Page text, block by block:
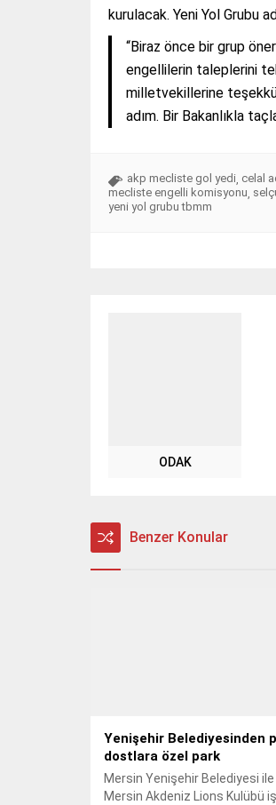
kurulacak. Yeni Yol Grubu
“Biraz önce bir grup
engellilerin taleplerini
milletvekillerine
adım. Bir Bakanlıkla
akp mecliste gol yedi, celal
mecliste engelli komisyonu,
yeni yol grubu tbmm
ODAK
Benzer Konular
Yenişehir Belediyesinden
dostlara özel park
Mersin Yenişehir Belediyesi ile
Mersin Akdeniz Lions Kulübü iş